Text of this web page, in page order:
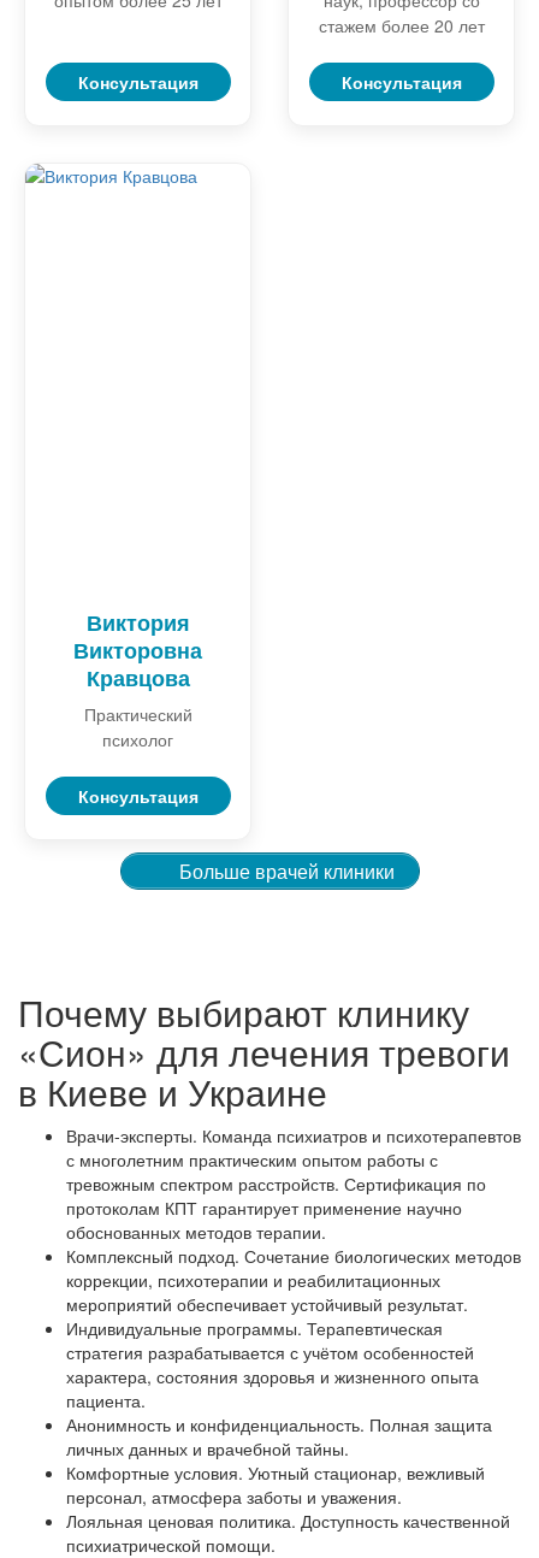
Консультация
стажем более 20 лет
Консультация
Виктория
Викторовна
Кравцова
Практический
психолог
Консультация
Больше врачей клиники
Почему выбирают клинику
«Сион» для лечения тревоги
в Киеве и Украине
Врачи-эксперты. Команда психиатров и психотерапевтов
с многолетним практическим опытом работы с
тревожным спектром расстройств. Сертификация по
протоколам КПТ гарантирует применение научно
обоснованных методов терапии.
Комплексный подход. Сочетание биологических методов
коррекции, психотерапии и реабилитационных
мероприятий обеспечивает устойчивый результат.
Индивидуальные программы. Терапевтическая
стратегия разрабатывается с учётом особенностей
характера, состояния здоровья и жизненного опыта
пациента.
Анонимность и конфиденциальность. Полная защита
личных данных и врачебной тайны.
Комфортные условия. Уютный стационар, вежливый
персонал, атмосфера заботы и уважения.
Лояльная ценовая политика. Доступность качественной
психиатрической помощи.